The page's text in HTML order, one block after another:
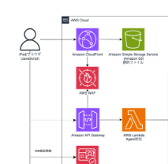
エディション